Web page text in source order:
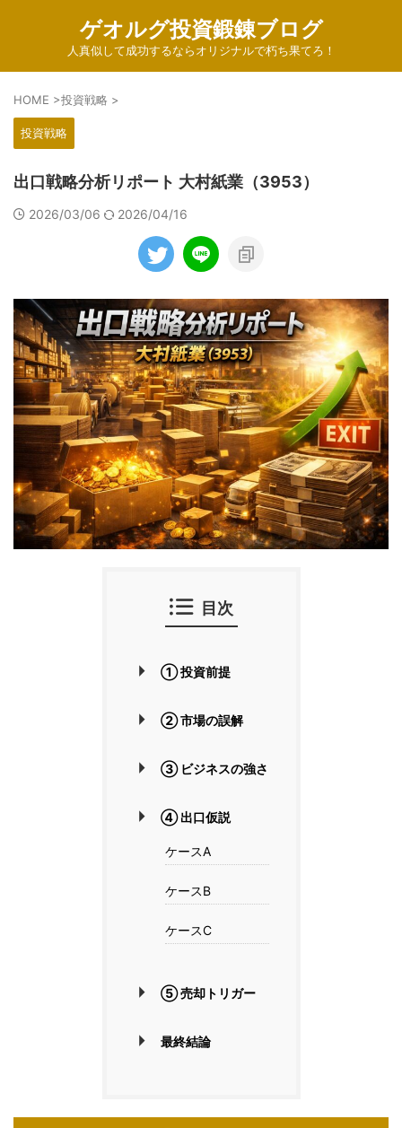
ゲオルグ投資鍛錬ブログ
人真似して成功するならオリジナルで朽ち果てろ！
HOME >投資戦略 >
投資戦略
出口戦略分析リポート 大村紙業（3953）
2026/03/06 2026/04/16
目次
① 投資前提
② 市場の誤解
③ ビジネスの強さ
④ 出口仮説
ケースA
ケースB
ケースC
⑤ 売却トリガー
最終結論